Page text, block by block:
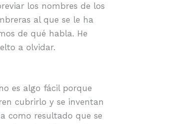
los nombres de los
al que se le ha
de qué habla. He
a olvidar.
es algo fácil porque
cubrirlo y se inventan
como resultado que se